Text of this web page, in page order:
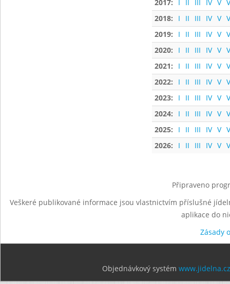
2017: IV V
2018:
I II III IV V
2019:
I II III IV V
2020:
I II III IV V
2021:
I II III IV V
2022:
I II III IV V
2023:
I II III IV V
2024:
I II III IV V
2025:
I II III IV V
2026:
I II III IV V
Připraveno
Veškeré publikované informace jsou vlastnictvím příslušné
aplikace do
Zásady
Objednávkový systém www.jidelna.cz